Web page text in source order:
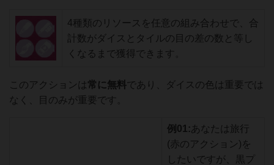
4種類のリソースを任意の組み合わせで、合
計数がダイスとタイルの目の差の数と等し
くなるまで獲得できます。
このアクションは 常に無料であり、ダイスの色は重要では
なく、目のみが重要です。
例01 : あなたは旅行
(赤のアクション)を
したいですが、黒プ